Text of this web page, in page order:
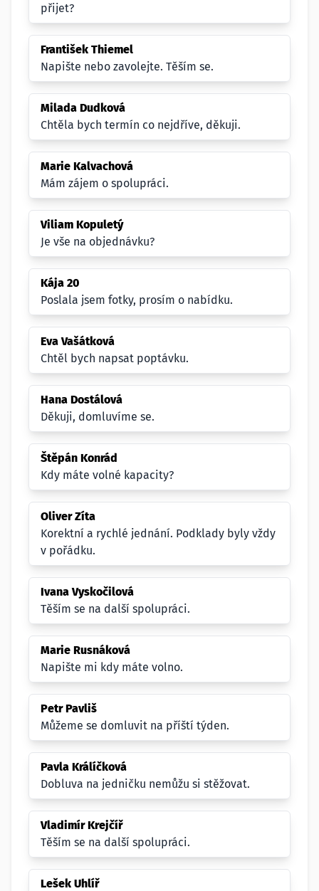
přijet?
František Thiemel
Napište nebo zavolejte. Těším se.
Milada Dudková
Chtěla bych termín co nejdříve, děkuji.
Marie Kalvachová
Mám zájem o spolupráci.
Viliam Kopuletý
Je vše na objednávku?
Kája 20
Poslala jsem fotky, prosím o nabídku.
Eva Vašátková
Chtěl bych napsat poptávku.
Hana Dostálová
Děkuji, domluvíme se.
Štěpán Konrád
Kdy máte volné kapacity?
Oliver Zíta
Korektní a rychlé jednání. Podklady byly vždy
v pořádku.
Ivana Vyskočilová
Těším se na další spolupráci.
Marie Rusnáková
Napište mi kdy máte volno.
Petr Pavliš
Můžeme se domluvit na příští týden.
Pavla Králíčková
Dobluva na jedničku nemůžu si stěžovat.
Vladimír Krejčíř
Těším se na další spolupráci.
Lešek Uhlíř